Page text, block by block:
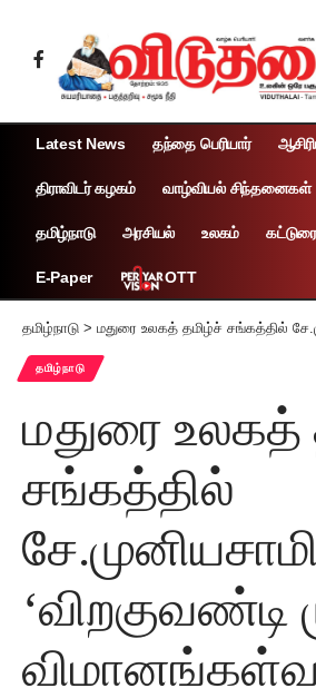
Latest News தந்தை பெரியார்
திராவிடர் கழகம் வாழ்வியல் சிந்தனைகள்
தமிழ்நாடு அரசியல் உலகம் கட்டுரை
E-Paper OTT
தமிழ்நாடு > மதுரை உலகத் தமிழ்ச் சங்கத்தில் சே.முனியசாமியின்
தமிழ்நாடு
மதுரை உலகத்
சங்கத்தில்
‘விறகுவண்டி